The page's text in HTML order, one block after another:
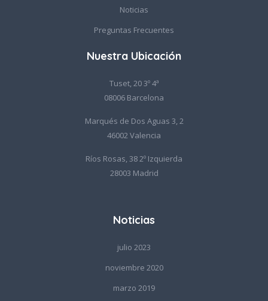
Noticias
Preguntas Frecuentes
Nuestra Ubicación
Tuset, 20 3º 4ª
08006 Barcelona
Marqués de Dos Aguas 3, 2
46002 Valencia
Ríos Rosas, 38 2º Izquierda
28003 Madrid
Noticias
julio 2023
noviembre 2020
marzo 2019